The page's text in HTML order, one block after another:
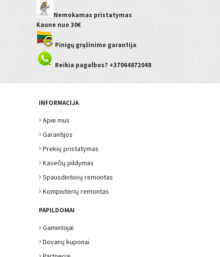
Nemokamas pristatymas
Kaune nuo 30€
Pinigų grąžinimo garantija
Reikia pagalbos? +37064872048
INFORMACIJA
› Apie mus
› Garantijos
› Prekių pristatymas
› Kasečių pildymas
› Spausdintuvų remontas
› Kompiuterių remontas
PAPILDOMAI
› Gamintojai
› Dovanų kuponai